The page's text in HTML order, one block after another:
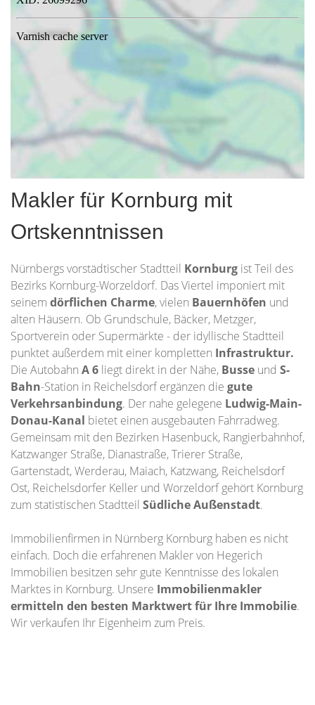
Makler für Kornburg mit
Ortskenntnissen
Nürnbergs vorstädtischer Stadtteil Kornburg ist Teil des
Bezirks Kornburg-Worzeldorf. Das Viertel imponiert mit
seinem dörflichen Charme, vielen Bauernhöfen und
alten Häusern. Ob Grundschule, Bäcker, Metzger,
Sportverein oder Supermärkte - der idyllische Stadtteil
punktet außerdem mit einer kompletten Infrastruktur.
Die Autobahn A 6 liegt direkt in der Nähe, Busse und S-
Bahn-Station in Reichelsdorf ergänzen die gute
Verkehrsanbindung. Der nahe gelegene Ludwig-Main-
Donau-Kanal bietet einen ausgebauten Fahrradweg.
Gemeinsam mit den Bezirken Hasenbuck, Rangierbahnhof,
Katzwanger Straße, Dianastraße, Trierer Straße,
Gartenstadt, Werderau, Maiach, Katzwang, Reichelsdorf
Ost, Reichelsdorfer Keller und Worzeldorf gehört Kornburg
zum statistischen Stadtteil Südliche Außenstadt.
Immobilienfirmen in Nürnberg Kornburg haben es nicht
einfach. Doch die erfahrenen Makler von Hegerich
Immobilien besitzen sehr gute Kenntnisse des lokalen
Marktes in Kornburg. Unsere Immobilienmakler
ermitteln den besten Marktwert für Ihre Immobilie.
Wir verkaufen Ihr Eigenheim zum Preis.